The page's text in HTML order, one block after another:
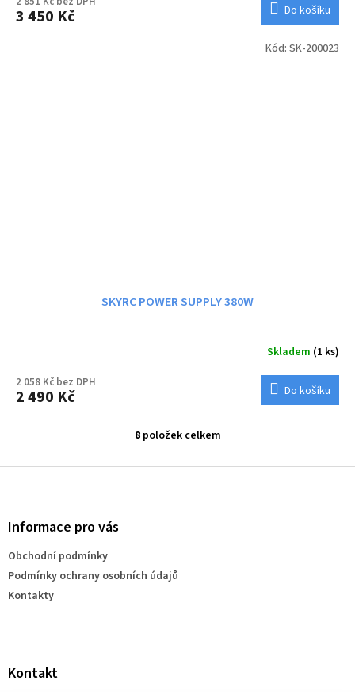
3 450 Kč Do košíku
SKYRC POWER SUPPLY 380W
Skladem (1 ks)
2 058 Kč bez DPH
2 490 Kč Do košíku
Kód: SK-200023
O
l
r
8položek celkem
Z
Informace pro vás
Obchodní podmínky
Podmínky ochrany osobních údajů
Kontakty
Kontakt